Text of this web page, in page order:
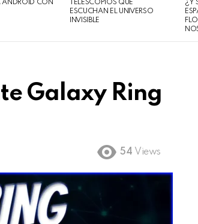
ANDROID CON
TELESCOPIOS QUE
ESCUCHAN EL UNIVERSO
INVISIBLE
¿Y
Galaxy Ring
54 Views